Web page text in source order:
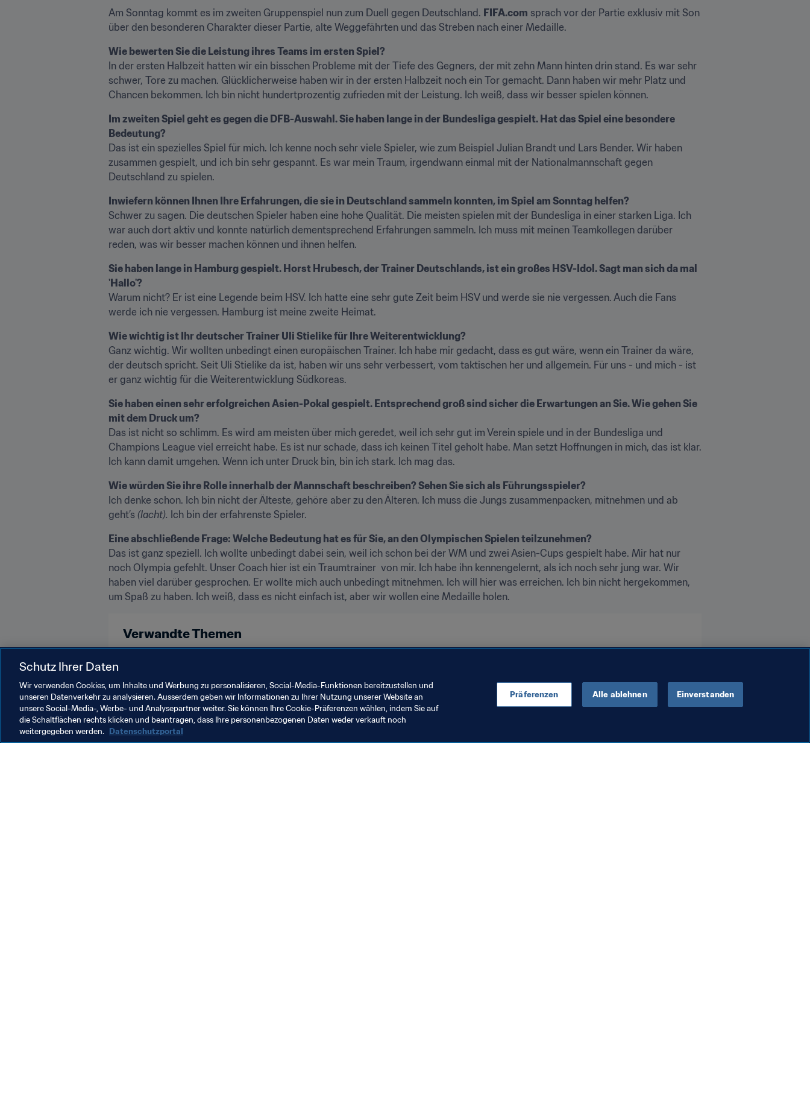
Am Sonntag kommt es im zweiten Gruppenspiel nun zum Duell gegen Deutschland. FIFA.com sprach vor der Partie exklusiv mit Son
über den besonderen Charakter dieser Partie, alte Weggefährten und das Streben nach einer Medaille.
Wie bewerten Sie die Leistung ihres Teams im ersten Spiel?
In der ersten Halbzeit hatten wir ein bisschen Probleme mit der Tiefe des Gegners, der mit zehn Mann hinten drin stand. Es war sehr
schwer, Tore zu machen. Glücklicherweise haben wir in der ersten Halbzeit noch ein Tor gemacht. Dann haben wir mehr Platz und
Chancen bekommen. Ich bin nicht hundertprozentig zufrieden mit der Leistung. Ich weiß, dass wir besser spielen können.
Im zweiten Spiel geht es gegen die DFB-Auswahl. Sie haben lange in der Bundesliga gespielt. Hat das Spiel eine besondere
Bedeutung?
Das ist ein spezielles Spiel für mich. Ich kenne noch sehr viele Spieler, wie zum Beispiel Julian Brandt und Lars Bender. Wir haben
zusammen gespielt, und ich bin sehr gespannt. Es war mein Traum, irgendwann einmal mit der Nationalmannschaft gegen
Deutschland zu spielen.
Inwiefern können Ihnen Ihre Erfahrungen, die sie in Deutschland sammeln konnten, im Spiel am Sonntag helfen?
Schwer zu sagen. Die deutschen Spieler haben eine hohe Qualität. Die meisten spielen mit der Bundesliga in einer starken Liga. Ich
war auch dort aktiv und konnte natürlich dementsprechend Erfahrungen sammeln. Ich muss mit meinen Teamkollegen darüber
reden, was wir besser machen können und ihnen helfen.
Sie haben lange in Hamburg gespielt. Horst Hrubesch, der Trainer Deutschlands, ist ein großes HSV-Idol. Sagt man sich da mal
'Hallo'?
Warum nicht? Er ist eine Legende beim HSV. Ich hatte eine sehr gute Zeit beim HSV und werde sie nie vergessen. Auch die Fans
werde ich nie vergessen. Hamburg ist meine zweite Heimat.
Wie wichtig ist Ihr deutscher Trainer Uli Stielike für Ihre Weiterentwicklung?
Ganz wichtig. Wir wollten unbedingt einen europäischen Trainer. Ich habe mir gedacht, dass es gut wäre, wenn ein Trainer da wäre,
der deutsch spricht. Seit Uli Stielike da ist, haben wir uns sehr verbessert, vom taktischen her und allgemein. Für uns - und mich - ist
er ganz wichtig für die Weiterentwicklung Südkoreas.
Sie haben einen sehr erfolgreichen Asien-Pokal gespielt. Entsprechend groß sind sicher die Erwartungen an Sie. Wie gehen Sie
mit dem Druck um?
Das ist nicht so schlimm. Es wird am meisten über mich geredet, weil ich sehr gut im Verein spiele und in der Bundesliga und
Champions League viel erreicht habe. Es ist nur schade, dass ich keinen Titel geholt habe. Man setzt Hoffnungen in mich, das ist klar.
Ich kann damit umgehen. Wenn ich unter Druck bin, bin ich stark. Ich mag das.
Wie würden Sie ihre Rolle innerhalb der Mannschaft beschreiben? Sehen Sie sich als Führungsspieler?
Ich denke schon. Ich bin nicht der Älteste, gehöre aber zu den Älteren. Ich muss die Jungs zusammenpacken, mitnehmen und ab
geht’s (lacht). Ich bin der erfahrenste Spieler.
Eine abschließende Frage: Welche Bedeutung hat es für Sie, an den Olympischen Spielen teilzunehmen?
Das ist ganz speziell. Ich wollte unbedingt dabei sein, weil ich schon bei der WM und zwei Asien-Cups gespielt habe. Mir hat nur
noch Olympia gefehlt. Unser Coach hier ist ein Traumtrainer  von mir. Ich habe ihn kennengelernt, als ich noch sehr jung war. Wir
haben viel darüber gesprochen. Er wollte mich auch unbedingt mitnehmen. Ich will hier was erreichen. Ich bin nicht hergekommen,
um Spaß zu haben. Ich weiß, dass es nicht einfach ist, aber wir wollen eine Medaille holen.
Verwandte Themen
Schutz Ihrer Daten
Wir verwenden Cookies, um Inhalte und Werbung zu personalisieren, Social-Media-Funktionen bereitzustellen und
unseren Datenverkehr zu analysieren. Ausserdem geben wir Informationen zu Ihrer Nutzung unserer Website an
unsere Social-Media-, Werbe- und Analysepartner weiter. Sie können Ihre Cookie-Präferenzen wählen, indem Sie auf
die Schaltflächen rechts klicken und beantragen, dass Ihre personenbezogenen Daten weder verkauft noch
weitergegeben werden. Datenschutzportal
Präferenzen Alle ablehnen Einverstanden